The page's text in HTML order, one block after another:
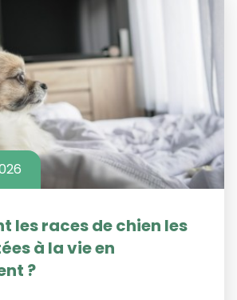
les races de chien les
à la vie en
?